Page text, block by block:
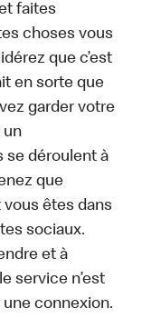
faites
choses vous
que c’est
en sorte que
garder votre
un
se déroulent à
que
vous êtes dans
sociaux.
et à
service n’est
connexion.